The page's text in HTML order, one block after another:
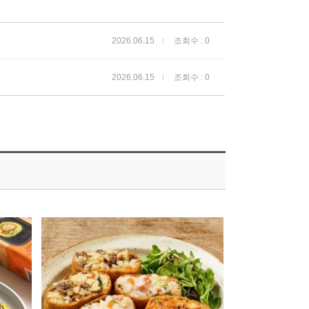
2026.06.15 조회수 : 0
2026.06.15 조회수 : 0